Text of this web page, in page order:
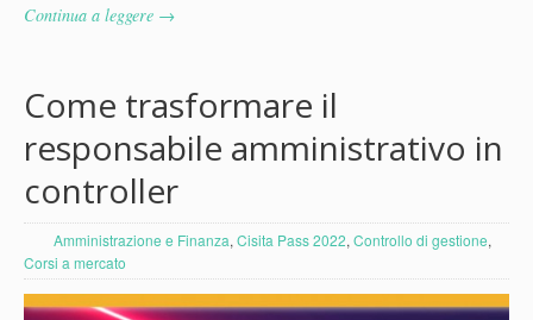
Continua a leggere →
Come trasformare il
responsabile amministrativo in
controller
Amministrazione e Finanza, Cisita Pass 2022, Controllo di gestione,
Corsi a mercato